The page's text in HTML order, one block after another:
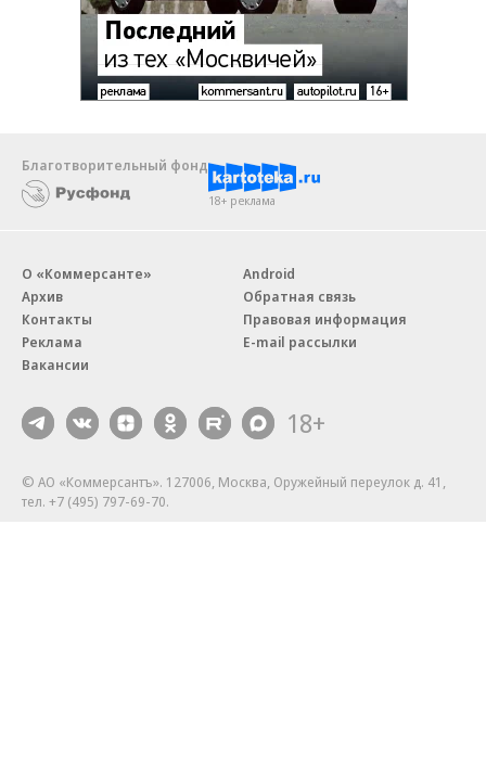
Благотворительный фонд
18+ реклама
О «Коммерсанте»
Архив
Контакты
Реклама
Вакансии
Android
Обратная связь
Правовая информация
E-mail рассылки
18+
© АО «Коммерсантъ». 127006, Москва, Оружейный переулок д. 41,
тел. +7 (495) 797-69-70.